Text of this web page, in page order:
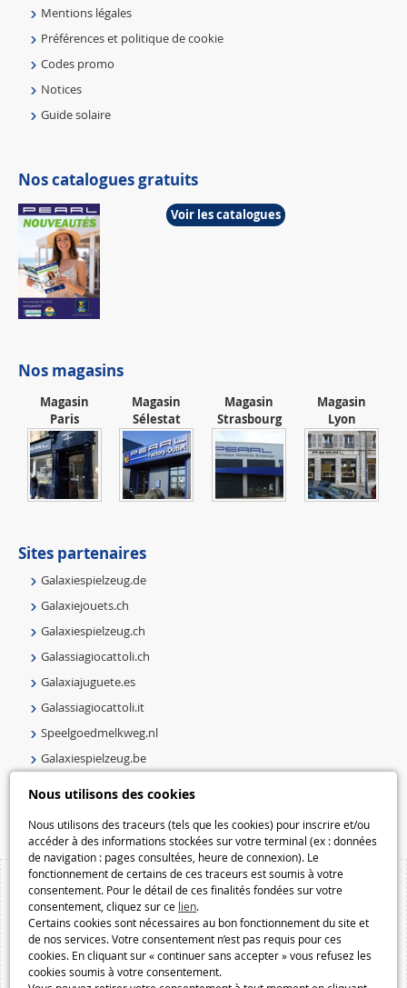
Nous utilisons des cookies
Nous utilisons des traceurs (tels que les cookies) pour inscrire et/ou
accéder à des informations stockées sur votre terminal (ex : données
de navigation : pages consultées, heure de connexion). Le
fonctionnement de certains de ces traceurs est soumis à votre
consentement. Pour le détail de ces finalités fondées sur votre
consentement, cliquez sur ce lien.
Certains cookies sont nécessaires au bon fonctionnement du site et
de nos services. Votre consentement n’est pas requis pour ces
cookies. En cliquant sur « continuer sans accepter » vous refusez les
cookies soumis à votre consentement.
Mentions légales
Préférences et politique de cookie
Codes promo
Notices
Guide solaire
Nos catalogues gratuits
Voir les catalogues
Nos magasins
Magasin
Paris
Magasin
Sélestat
Magasin
Strasbourg
Magasin
Lyon
Sites partenaires
Galaxiespielzeug.de
Galaxiejouets.ch
Galaxiespielzeug.ch
Galassiagiocattoli.ch
Galaxiajuguete.es
Galassiagiocattoli.it
Speelgoedmelkweg.nl
Galaxiespielzeug.be